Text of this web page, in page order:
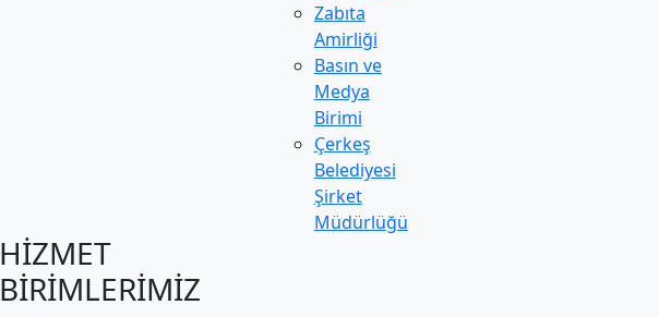
Zabıta
Amirliği
Basın ve
Medya
Birimi
Çerkeş
Belediyesi
Şirket
Müdürlüğü
HİZMET
BİRİMLERİMİZ